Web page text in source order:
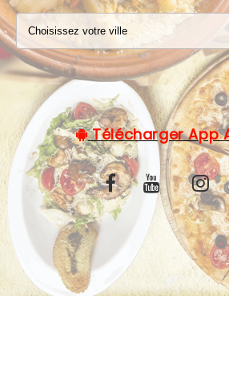
MENTIONS LÉGALES
Télécharger App